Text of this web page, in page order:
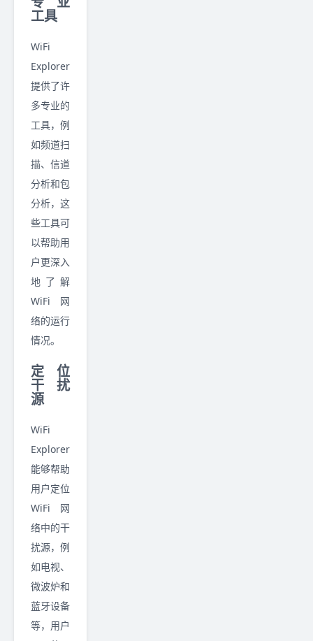
工具
WiFi
Explorer
提供了许
多专业的
工具，例
如频道扫
描、信道
分析和包
分析，这
些工具可
以帮助用
户更深入
地了解
WiFi 网
络的运行
情况。
定位
干扰
源
WiFi
Explorer
能够帮助
用户定位
WiFi 网
络中的干
扰源，例
如电视、
微波炉和
蓝牙设备
等，用户